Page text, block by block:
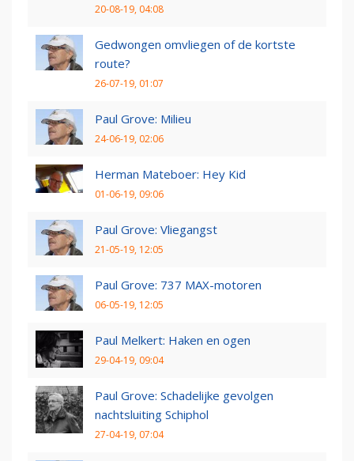
20-08-19, 04:08
Gedwongen omvliegen of de kortste
route?
26-07-19, 01:07
Paul Grove: Milieu
24-06-19, 02:06
Herman Mateboer: Hey Kid
01-06-19, 09:06
Paul Grove: Vliegangst
21-05-19, 12:05
Paul Grove: 737 MAX-motoren
06-05-19, 12:05
Paul Melkert: Haken en ogen
29-04-19, 09:04
Paul Grove: Schadelijke gevolgen
nachtsluiting Schiphol
27-04-19, 07:04